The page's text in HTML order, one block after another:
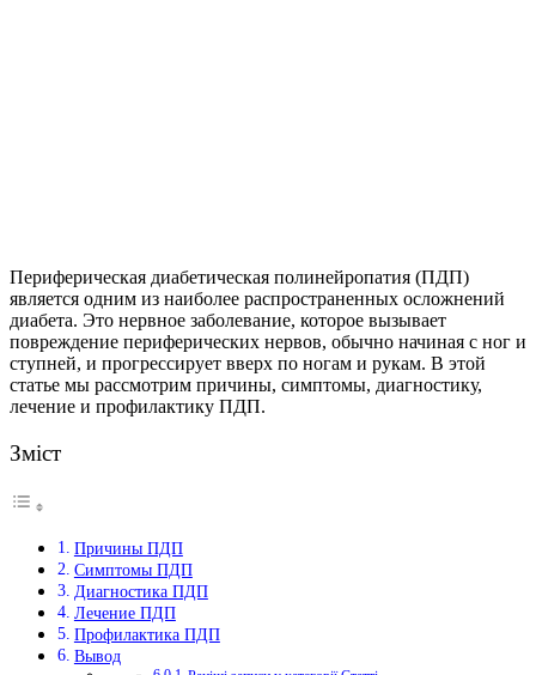
Периферическая диабетическая полинейропатия (ПДП)
является одним из наиболее распространенных осложнений
диабета. Это нервное заболевание, которое вызывает
повреждение периферических нервов, обычно начиная с ног и
ступней, и прогрессирует вверх по ногам и рукам. В этой
статье мы рассмотрим причины, симптомы, диагностику,
лечение и профилактику ПДП.
Зміст
Причины ПДП
Симптомы ПДП
Диагностика ПДП
Лечение ПДП
Профилактика ПДП
Вывод